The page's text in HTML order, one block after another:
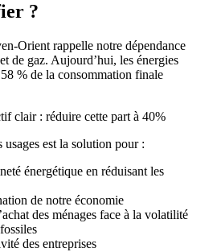
?
Orient rappelle notre dépendance
de gaz. Aujourd’hui, les énergies
% de la consommation finale
clair : réduire cette part à 40%
est la solution pour :
énergétique en réduisant les
de notre économie
des ménages face à la volatilité
des entreprises